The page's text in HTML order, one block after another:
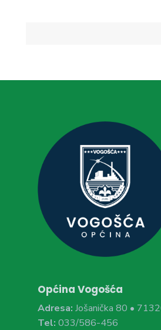
Općina Vogošća
Adresa: Jošanička 80 •
Tel: 033/586-456